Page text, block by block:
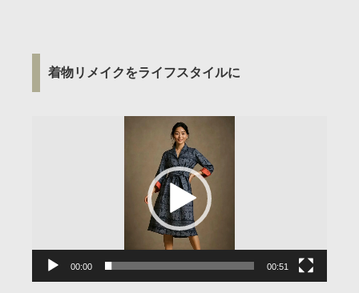
着物リメイクをライフスタイルに
00:00 00:51